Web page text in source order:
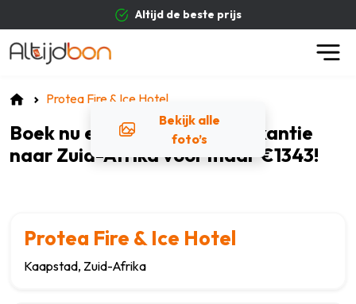
Altijd de beste prijs
Protea Fire & Ice Hotel
Boek nu een heerlijke zonvakantie
naar Zuid-Afrika voor maar €1343!
Bekijk alle
foto’s
Protea Fire & Ice Hotel
Kaapstad, Zuid-Afrika